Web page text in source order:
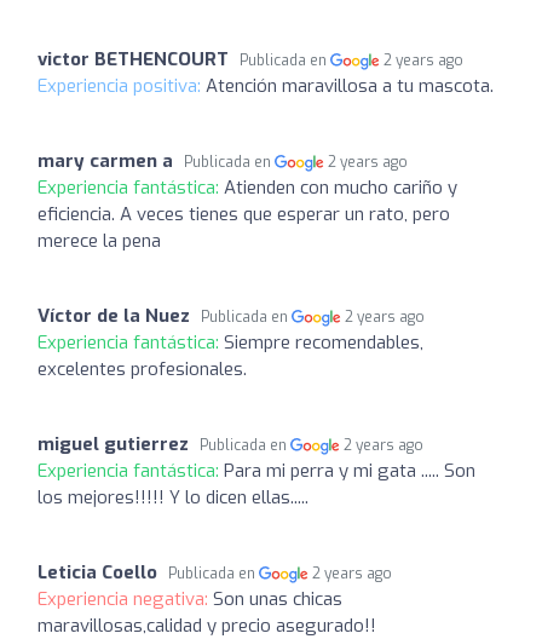
victor BETHENCOURT Publicada en 2 years ago
Experiencia positiva: Atención maravillosa a tu mascota.
mary carmen a Publicada en 2 years ago
Experiencia fantástica: Atienden con mucho cariño y
eficiencia. A veces tienes que esperar un rato, pero
merece la pena
Víctor de la Nuez Publicada en 2 years ago
Experiencia fantástica: Siempre recomendables,
excelentes profesionales.
miguel gutierrez Publicada en 2 years ago
Experiencia fantástica: Para mi perra y mi gata ..... Son
los mejores!!!!! Y lo dicen ellas.....
Leticia Coello Publicada en 2 years ago
Experiencia negativa: Son unas chicas
maravillosas,calidad y precio asegurado!!